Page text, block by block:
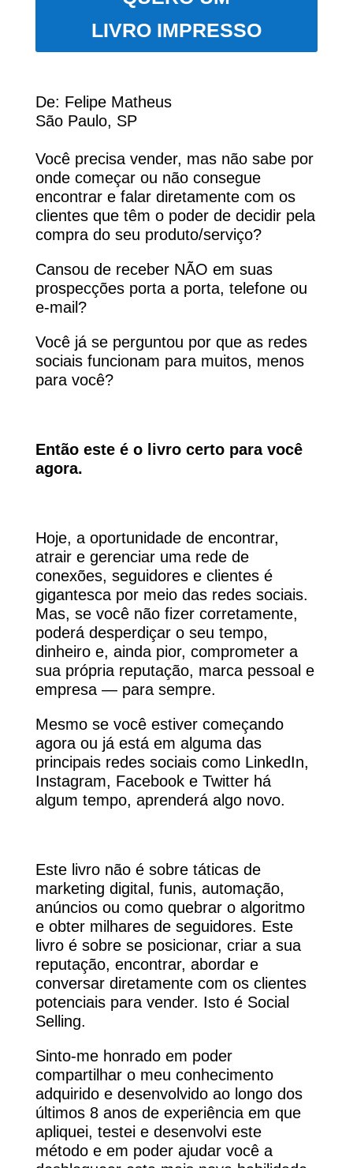
LIVRO IMPRESSO
De: Felipe Matheus
São Paulo, SP
Você precisa vender, mas não sabe por
onde começar ou não consegue
encontrar e falar diretamente com os
clientes que têm o poder de decidir pela
compra do seu produto/serviço?
Cansou de receber NÃO em suas
prospecções porta a porta, telefone ou
e-mail?
Você já se perguntou por que as redes
sociais funcionam para muitos, menos
para você?
Então este é o livro certo para você
agora.
Hoje, a oportunidade de encontrar,
atrair e gerenciar uma rede de
conexões, seguidores e clientes é
gigantesca por meio das redes sociais.
Mas, se você não fizer corretamente,
poderá desperdiçar o seu tempo,
dinheiro e, ainda pior, comprometer a
sua própria reputação, marca pessoal e
empresa — para sempre.
Mesmo se você estiver começando
agora ou já está em alguma das
principais redes sociais como LinkedIn,
Instagram, Facebook e Twitter há
algum tempo, aprenderá algo novo.
Este livro não é sobre táticas de
marketing digital, funis, automação,
anúncios ou como quebrar o algoritmo
e obter milhares de seguidores. Este
livro é sobre se posicionar, criar a sua
reputação, encontrar, abordar e
conversar diretamente com os clientes
potenciais para vender. Isto é Social
Selling.
Sinto-me honrado em poder
compartilhar o meu conhecimento
adquirido e desenvolvido ao longo dos
últimos 8 anos de experiência em que
apliquei, testei e desenvolvi este
método e em poder ajudar você a